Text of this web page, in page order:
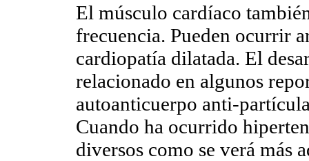
El músculo cardíaco
frecuencia. Pueden ocurrir
cardiopatía dilatada. El
relacionado en algunos
autoanticuerpo anti-
Cuando ha ocurrido
diversos como se verá más